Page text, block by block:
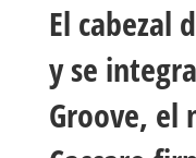
El cabezal
y se
Groove, el